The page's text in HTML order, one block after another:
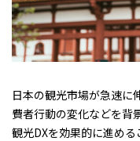
日本の観光市場が急速に
費者行動の変化などを背
観光DXを効果的に進め